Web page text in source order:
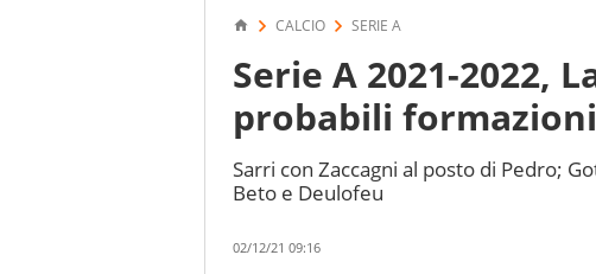
CALCIO SERIE A
Serie A 2021-2022,
probabili formazioni
Sarri con Zaccagni al posto di Pedro;
Beto e Deulofeu
02/12/21 09:16